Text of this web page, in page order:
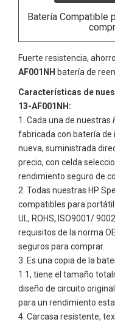
Batería Compatible
Fuerte resistencia,
AF001NH batería de
Características de
13-AF001NH:
Cada una de nuestras
fabricada con batería de
nueva, suministrada
precio, con celda
rendimiento seguro de
Todas nuestras HP
compatibles para
UL, ROHS, ISO9001/
requisitos de la norma
seguros para comprar.
Es una copia de la
1:1, tiene el tamaño
diseño de circuito
para un rendimiento
Carcasa resistente,